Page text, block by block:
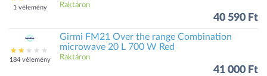
1 vélemény Raktáron
40 590 Ft
184 vélemény
Girmi FM21 Over the range Combination
microwave 20 L 700 W Red
Raktáron
41 000 Ft